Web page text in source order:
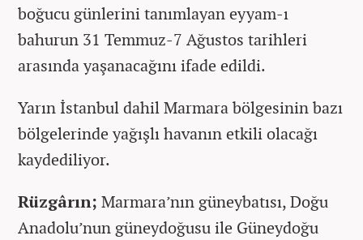
boğucu günlerini tanımlayan eyyam-ı
bahurun 31 Temmuz-7 Ağustos tarihleri
arasında yaşanacağını ifade edildi.
Yarın İstanbul dahil Marmara bölgesinin bazı
bölgelerinde yağışlı havanın etkili olacağı
kaydediliyor.
Rüzgârın; Marmara’nın güneybatısı, Doğu
Anadolu’nun güneydoğusu ile Güneydoğu